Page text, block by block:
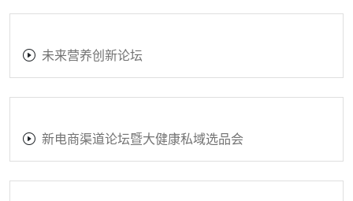
新营养大会搭建花絮
全体大会开幕式